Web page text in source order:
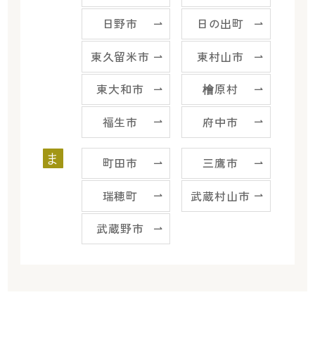
日野市
日の出町
東久留米市
東村山市
東大和市
檜原村
福生市
府中市
ま 町田市
三鷹市
瑞穂町
武蔵村山市
武蔵野市